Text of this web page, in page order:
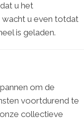
u het
u even totdat
is geladen.
om de
voortdurend te
collectieve